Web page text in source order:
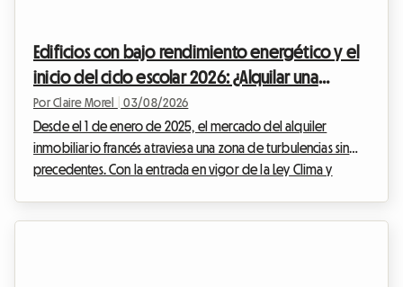
Roomlala, sabemos que vivir con ot...
Edificios con bajo rendimiento energético y el
inicio del ciclo escolar 2026: ¿Alquilar una
habitación en casa, la solución legal para los
anfitriones?
Por Claire Morel 03/08/2026
Desde el 1 de enero de 2025, el mercado del alquiler
inmobiliario francés atraviesa una zona de turbulencias sin
precedentes. Con la entrada en vigor de la Ley Clima y